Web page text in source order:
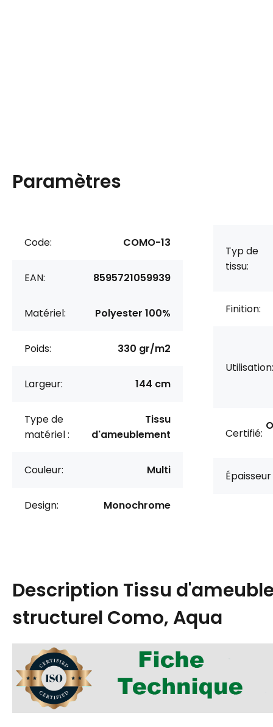
Paramètres
Code: COMO-13
EAN: 8595721059939
Matériel: Polyester 100%
Poids: 330 gr/m2
Largeur: 144 cm
Type de
matériel :
Tissu
d'ameublement
Couleur: Multi
Design: Monochrome
Typ de
tissu:
Finition:
Utilisation:
Certifié:
Épaisseur
Description Tissu
structurel Como, Aqua